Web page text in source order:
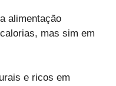
alimentação
mas sim em
e ricos em